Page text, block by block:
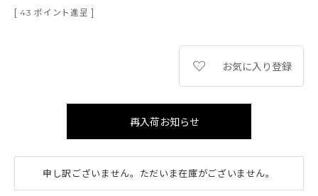
[ 43 ポイント進呈 ]
お気に入り登録
再入荷お知らせ
申し訳ございません。ただいま在庫がございません。